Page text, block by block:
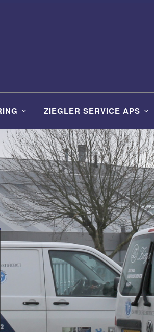
ZIEGLER SERVICE APS